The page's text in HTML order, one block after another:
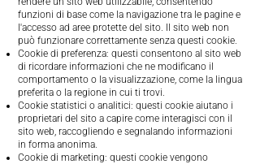
funzioni di base come la navigazione tra le pagine e
l'accesso ad aree protette del sito. Il sito web non
può funzionare correttamente senza questi cookie.
Cookie di preferenza: questi consentono al sito web
di ricordare informazioni che ne modificano il
comportamento o la visualizzazione, come la lingua
preferita o la regione in cui ti trovi.
Cookie statistici o analitici: questi cookie aiutano i
proprietari del sito a capire come interagisci con il
sito web, raccogliendo e segnalando informazioni
in forma anonima.
Cookie di marketing: questi cookie vengono